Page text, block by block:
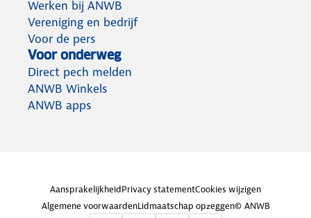
Werken bij ANWB
Vereniging en bedrijf
Voor de pers
Voor onderweg
Direct pech melden
ANWB Winkels
ANWB apps
AansprakelijkheidPrivacy statementCookies wijzigen
Algemene voorwaardenLidmaatschap opzeggen© ANWB